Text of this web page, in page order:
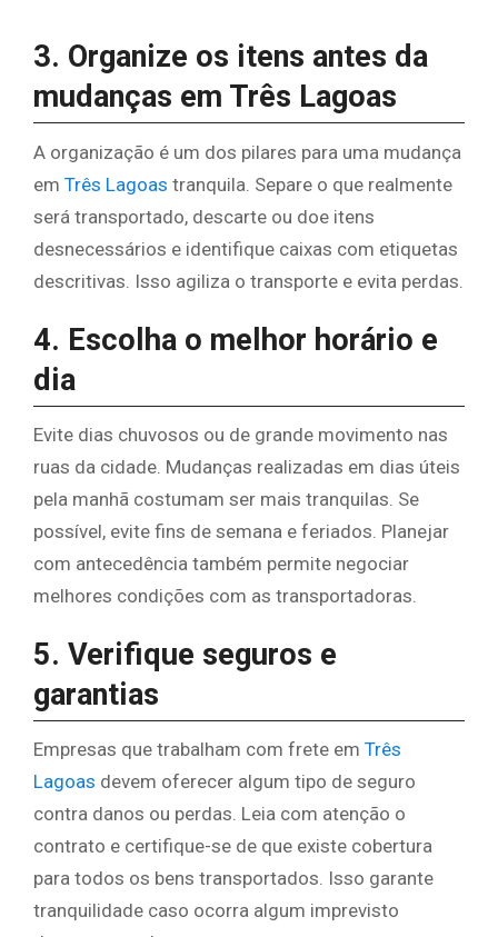
3. Organize os itens antes da
mudanças em Três Lagoas
A organização é um dos pilares para uma mudança
em Três Lagoas tranquila. Separe o que realmente
será transportado, descarte ou doe itens
desnecessários e identifique caixas com etiquetas
descritivas. Isso agiliza o transporte e evita perdas.
4. Escolha o melhor horário e
dia
Evite dias chuvosos ou de grande movimento nas
ruas da cidade. Mudanças realizadas em dias úteis
pela manhã costumam ser mais tranquilas. Se
possível, evite fins de semana e feriados. Planejar
com antecedência também permite negociar
melhores condições com as transportadoras.
5. Verifique seguros e
garantias
Empresas que trabalham com frete em Três
Lagoas devem oferecer algum tipo de seguro
contra danos ou perdas. Leia com atenção o
contrato e certifique-se de que existe cobertura
para todos os bens transportados. Isso garante
tranquilidade caso ocorra algum imprevisto